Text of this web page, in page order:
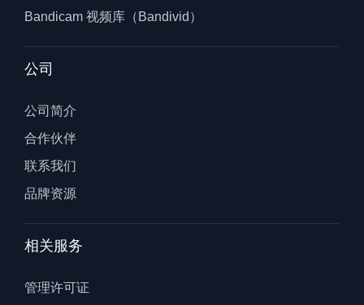
Bandicam 视频库（Bandivid）
公司
公司简介
合作伙伴
联系我们
品牌资源
相关服务
管理许可证